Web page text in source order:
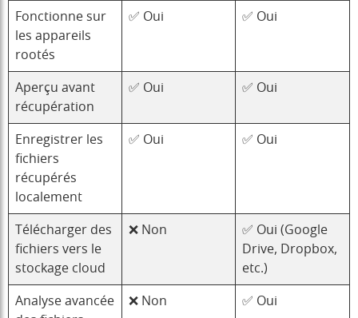
Fonctionne sur
les appareils
rootés
✅ Oui ✅ Oui
Aperçu avant
récupération
✅ Oui ✅ Oui
Enregistrer les
fichiers
récupérés
localement
✅ Oui ✅ Oui
Télécharger des
fichiers vers le
stockage cloud
❌ Non
✅ Oui (Google
Drive, Dropbox,
etc.)
Analyse avancée
❌ Non ✅ Oui